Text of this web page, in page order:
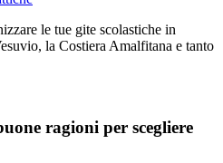
le tue gite scolastiche in
la Costiera Amalfitana e tanto
ragioni per scegliere